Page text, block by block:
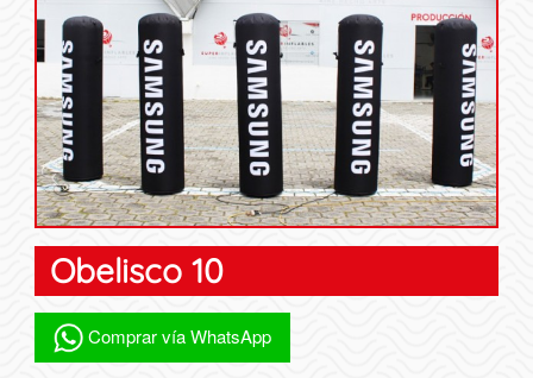
Obelisco 10
Comprar vía WhatsApp